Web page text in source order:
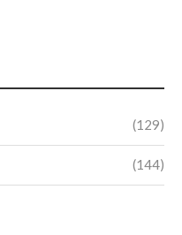
(129)
(144)